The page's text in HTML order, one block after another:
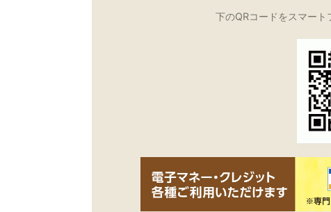
下のQRコードをスマー